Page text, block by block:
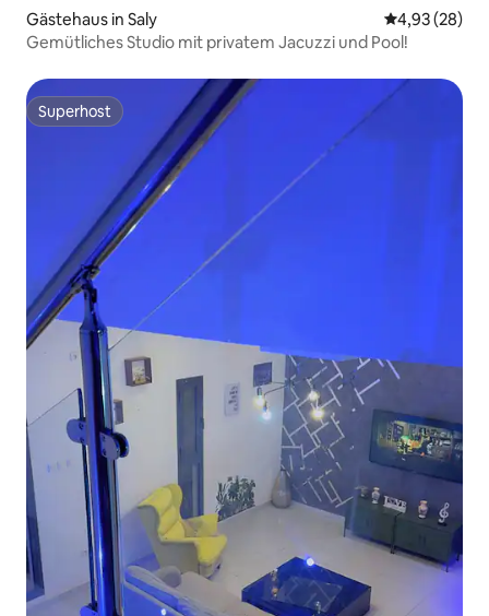
Gästehaus in Saly
4,93 (28)
Gemütliches Studio mit privatem Jacuzzi und Pool!
Superhost
Superhost